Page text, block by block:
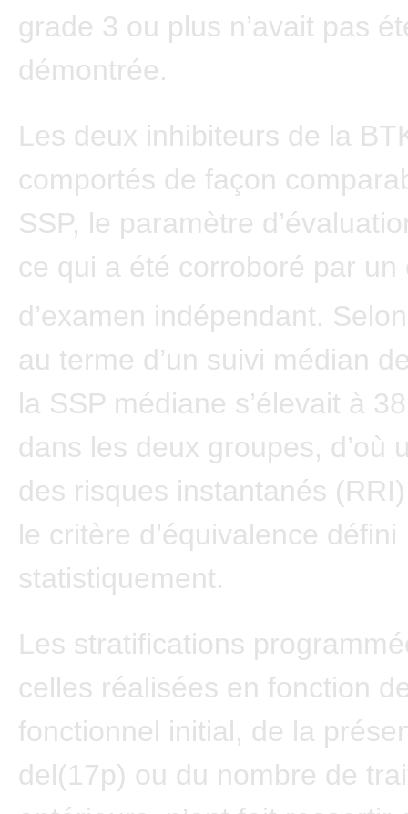
grade 3 ou plus n’avait pas
démontrée.
Les deux inhibiteurs de la
comportés de façon
SSP, le paramètre
ce qui a été corroboré par un
d’examen indépendant.
au terme d’un suivi médian
la SSP médiane s’élevait à
dans les deux groupes, d’où
des risques instantanés
le critère d’équivalence défini
statistiquement.
Les stratifications
celles réalisées en fonction
fonctionnel initial, de la
del(17p) ou du nombre de